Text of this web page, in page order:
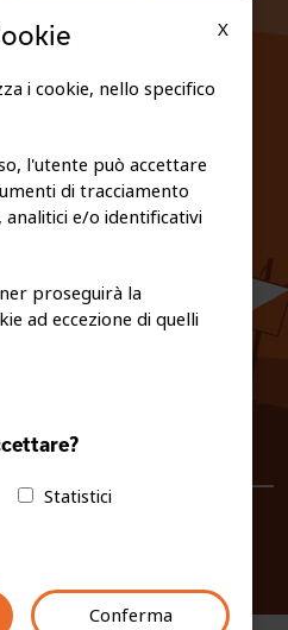
POLICY
fiso@pec-mail.eu
X
i cookie, nello specifico
l'utente può accettare
di tracciamento
e/o identificativi
proseguirà la
ad eccezione di quelli
Statistici
Conferma